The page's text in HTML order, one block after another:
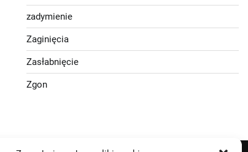
zadymienie
Zaginięcia
Zasłabnięcie
Zgon